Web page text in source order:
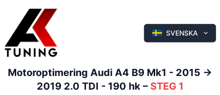
SVENSKA
Motoroptimering Audi A4 B9 Mk1 - 2015 ->
2019 2.0 TDI - 190 hk– STEG 1